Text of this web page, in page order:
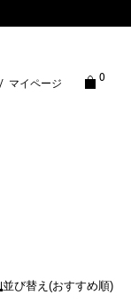
0
/ マイページ
並び替え (おすすめ順)